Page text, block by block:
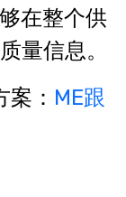
在整个供
量信息。
： ME跟